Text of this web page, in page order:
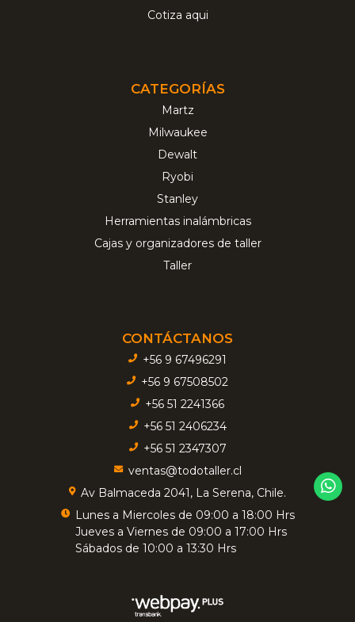
Cotiza aqui
CATEGORÍAS
Martz
Milwaukee
Dewalt
Ryobi
Stanley
Herramientas inalámbricas
Cajas y organizadores de taller
Taller
CONTÁCTANOS
+56 9 67496291
+56 9 67508502
+56 51 2241366
+56 51 2406234
+56 51 2347307
ventas@todotaller.cl
Av Balmaceda 2041, La Serena, Chile.
Lunes a Miercoles de 09:00 a 18:00 Hrs
Jueves a Viernes de 09:00 a 17:00 Hrs
Sábados de 10:00 a 13:30 Hrs